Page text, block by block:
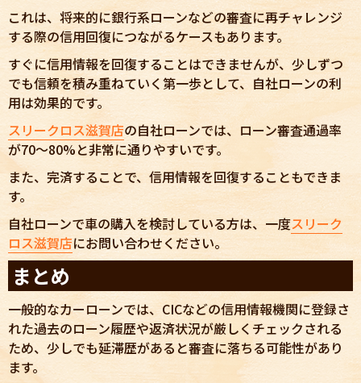
これは、将来的に銀行系ローンなどの審査に再チャレンジ
する際の信用回復につながるケースもあります。
すぐに信用情報を回復することはできませんが、少しずつ
でも信頼を積み重ねていく第一歩として、自社ローンの利
用は効果的です。
スリークロス滋賀店の自社ローンでは、ローン審査通過率
が70〜80%と非常に通りやすいです。
また、完済することで、信用情報を回復することもできま
す。
自社ローンで車の購入を検討している方は、一度スリーク
ロス滋賀店にお問い合わせください。
まとめ
一般的なカーローンでは、CICなどの信用情報機関に登録さ
れた過去のローン履歴や返済状況が厳しくチェックされる
ため、少しでも延滞歴があると審査に落ちる可能性があり
ます。